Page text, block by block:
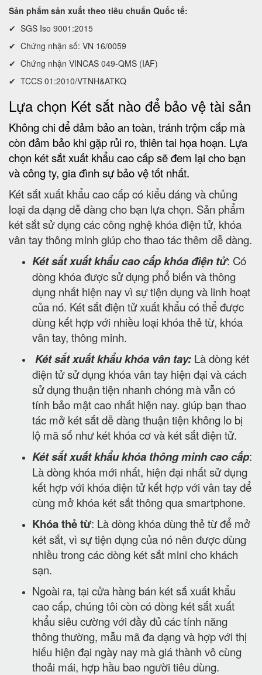
Sản phẩm sản xuất theo tiêu chuẩn Quốc tế:
✔ SGS Iso 9001:2015
✔ Chứng nhận số: VN 16/0059
✔ Chứng nhận VINCAS 049-QMS (IAF)
✔ TCCS 01:2010/VTNH&ATKQ
Lựa chọn Két sắt nào để bảo vệ tài sản
Không chi để đảm bảo an toàn, tránh trộm cắp mà
còn đảm bảo khi gặp rủi ro, thiên tai họa hoạn. Lựa
chọn két sắt xuất khẩu cao cấp sẽ đem lại cho bạn
và công ty, gia đình sự bảo vệ tốt nhất.
Két sắt xuất khẩu cao cấp có kiểu dáng và chủng
loại đa dạng dễ dàng cho bạn lựa chọn. Sản phẩm
két sắt sử dụng các công nghệ khóa điện tử, khóa
vân tay thông minh giúp cho thao tác thêm dễ dàng.
Két sắt xuất khẩu cao cấp khóa điện tử: Có
dòng khóa được sử dụng phổ biến và thông
dụng nhất hiện nay vì sự tiện dụng và linh hoạt
của nó. Két sắt điện tử xuất khẩu có thể được
dùng kết hợp với nhiều loại khóa thẻ từ, khóa
vân tay, thông minh.
Két sắt xuất khẩu khóa vân tay: Là dòng két
điện tử sử dụng khóa vân tay hiện đại và cách
sử dụng thuận tiện nhanh chóng mà vẫn có
tính bảo mật cao nhất hiện nay. giúp bạn thao
tác mở két sắt dễ dàng thuận tiện không lo bị
lộ mã số như két khóa cơ và két sắt điện tử.
Két sắt xuất khẩu khóa thông minh cao cấp:
Là dòng khóa mới nhất, hiện đại nhất sử dụng
kết hợp với khóa điện tử kết hợp với vân tay để
cùng mở khóa két sắt thông qua smartphone.
Khóa thẻ từ: Là dòng khóa dùng thẻ từ để mở
két sắt, vì sự tiện dụng của nó nên được dùng
nhiều trong các dòng két sắt mini cho khách
sạn.
Ngoài ra, tại cửa hàng bán két sắ xuất khẩu
cao cấp, chúng tôi còn có dòng két sắt xuất
khẩu siêu cường với đầy đủ các tính năng
thông thường, mẫu mã đa dạng và hợp với thị
hiếu hiện đại ngày nay mà giá thành vô cùng
thoải mái, hợp hầu bao người tiêu dùng.